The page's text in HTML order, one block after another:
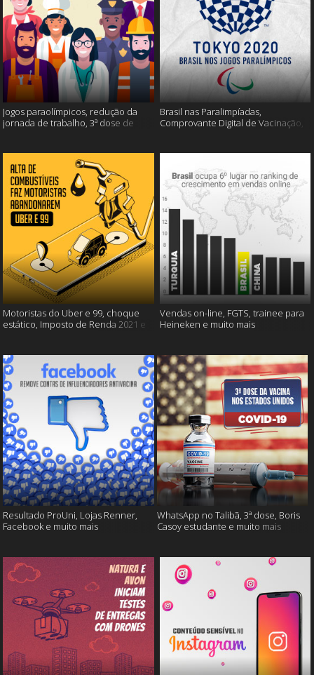
Jogos paraolímpicos, redução da
jornada de trabalho, 3ª dose de
Brasil nas Paralimpíadas,
Comprovante Digital de Vacinação,
Motoristas do Uber e 99, choque
estático, Imposto de Renda 2021 e
Vendas on-line, FGTS, trainee para
Heineken e muito mais
Resultado ProUni, Lojas Renner,
Facebook e muito mais
WhatsApp no Talibã, 3ª dose, Boris
Casoy estudante e muito mais